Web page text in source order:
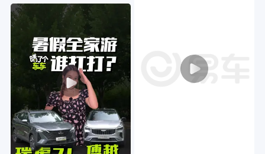
维持生产已是亏损。特
斯拉不想再做一家纯粹
的汽车公司，造车只是
现金奶牛，机器人和自
动驾驶才是终极目标。#
特斯拉 #ModelS
#ModelX #Optimus人形
机器人